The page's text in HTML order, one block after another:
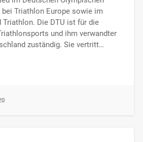
bei Triathlon Europe sowie im
Triathlon. Die DTU ist für die
und ihm verwandter
zuständig. Sie vertritt…